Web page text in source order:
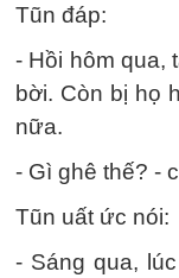
Tũn đáp:
- Hồi hôm qua,
bời. Còn bị họ
nữa.
- Gì ghê thế? -
Tũn uất ức nói:
- Sáng qua,